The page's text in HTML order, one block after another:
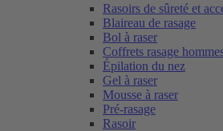
Rasoirs de sûreté et
Blaireau de rasage
Bol à raser
Coffrets rasage
Épilation du nez
Gel à raser
Mousse à raser
Pré-rasage
Rasoir